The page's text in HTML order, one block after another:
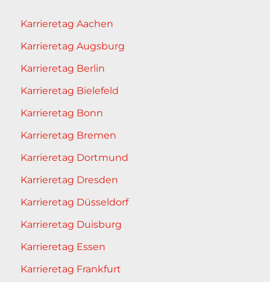
Karrieretag Aachen
Karrieretag Augsburg
Karrieretag Berlin
Karrieretag Bielefeld
Karrieretag Bonn
Karrieretag Bremen
Karrieretag Dortmund
Karrieretag Dresden
Karrieretag Düsseldorf
Karrieretag Duisburg
Karrieretag Essen
Karrieretag Frankfurt